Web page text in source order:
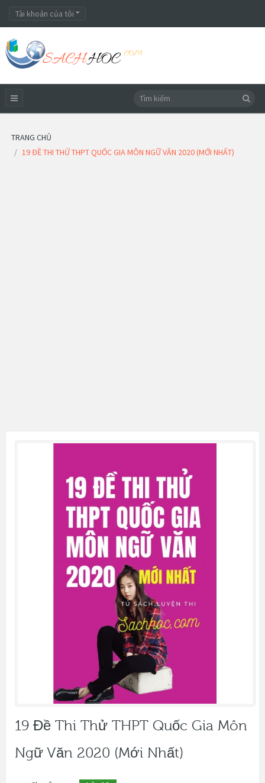
Tài khoản của tôi
TRANG CHỦ
19 ĐỀ THI THỬ THPT QUỐC GIA MÔN NGỮ VĂN 2020 (MỚI NHẤT)
19 Đề Thi Thử THPT Quốc Gia Môn
Ngữ Văn 2020 (Mới Nhất)